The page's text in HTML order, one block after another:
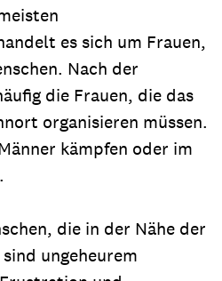
es sich um Frauen,
Nach der
die Frauen, die das
organisieren müssen.
kämpfen oder im
die in der Nähe der
ungeheurem